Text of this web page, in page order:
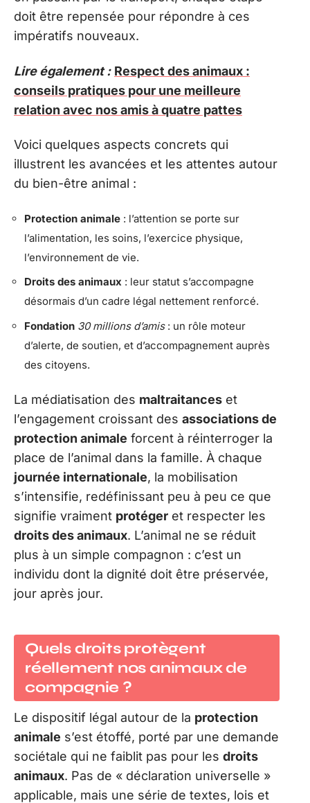
doit être repensée pour répondre à ces
impératifs nouveaux.
Lire également : Respect des animaux :
conseils pratiques pour une meilleure
relation avec nos amis à quatre pattes
Voici quelques aspects concrets qui
illustrent les avancées et les attentes autour
du bien-être animal :
Protection animale : l’attention se porte sur
l’alimentation, les soins, l’exercice physique,
l’environnement de vie.
Droits des animaux : leur statut s’accompagne
désormais d’un cadre légal nettement renforcé.
Fondation 30 millions d’amis: un rôle moteur
d’alerte, de soutien, et d’accompagnement auprès
des citoyens.
La médiatisation des maltraitances et
l’engagement croissant des associations de
protection animale forcent à réinterroger la
place de l’animal dans la famille. À chaque
journée internationale, la mobilisation
s’intensifie, redéfinissant peu à peu ce que
signifie vraiment protéger et respecter les
droits des animaux. L’animal ne se réduit
plus à un simple compagnon : c’est un
individu dont la dignité doit être préservée,
jour après jour.
Quels droits protègent
réellement nosanimaux de
compagnie ?
Le dispositif légal autour de la protection
animale s’est étoffé, porté par une demande
sociétale qui ne faiblit pas pour les droits
animaux. Pas de « déclaration universelle »
applicable, mais une série de textes, lois et